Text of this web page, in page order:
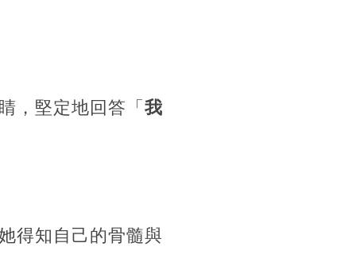
，堅定地回答「 我
得知自己的骨髓與